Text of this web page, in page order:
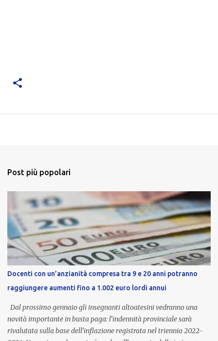
Post più popolari
Docenti con un’anzianità compresa tra 9 e 20 anni potranno
raggiungere aumenti fino a 1.002 euro lordi annui
Dal prossimo gennaio gli insegnanti altoatesini vedranno una
novità importante in busta paga: l’indennità provinciale sarà
rivalutata sulla base dell’inflazione registrata nel triennio 2022-